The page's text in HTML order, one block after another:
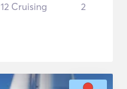
12 Cruising 2